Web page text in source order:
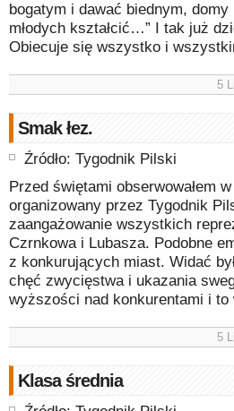
bogatym i dawać biednym,
młodych kształcić…” I tak już
Obiecuje się wszystko i
5
Smak łez.
Źródło: Tygodnik Pilski
Przed świętami obserwowałem w
organizowany przez Tygodnik
zaangażowanie wszystkich
Czrnkowa i Lubasza. Podobne
z konkurujących miast. Widać
chęć zwycięstwa i ukazania
wyższości nad konkurentami i to
5
Klasa średnia